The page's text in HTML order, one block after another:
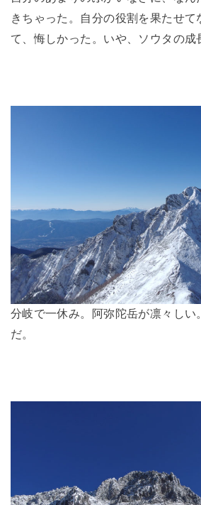
きちゃった。自分の役割を果たせて
て、悔しかった。いや、ソウタの成
分岐で一休み。阿弥陀岳が凛々しい
だ。